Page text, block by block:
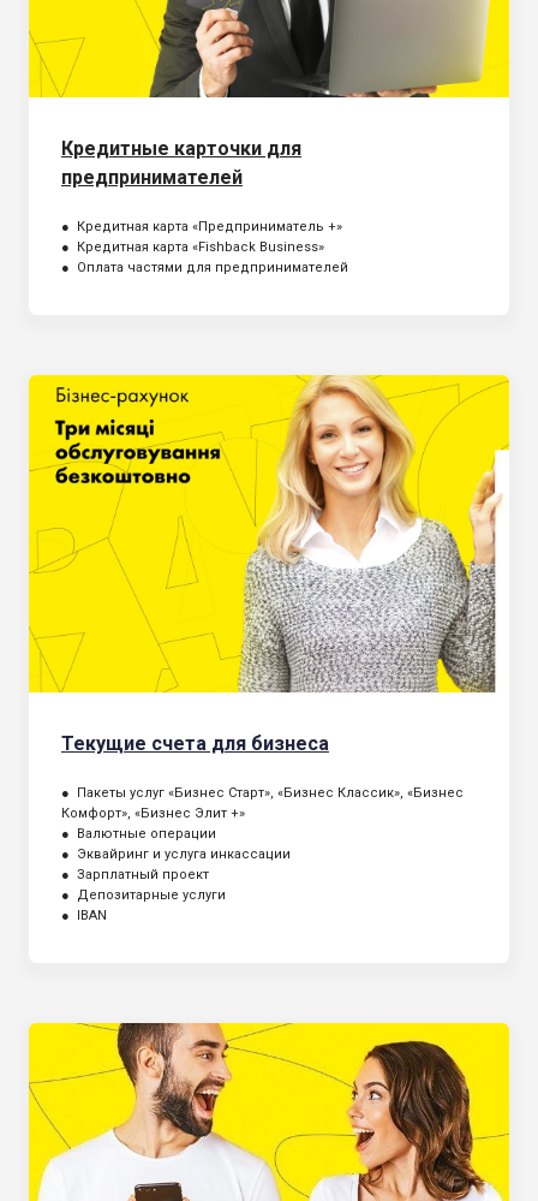
Кредитные карточки для
предпринимателей
● Кредитная карта «Предприниматель +»
● Кредитная карта «Fishback Business»
● Оплата частями для предпринимателей
Текущие счета для бизнеса
● Пакеты услуг «Бизнес Старт», «Бизнес Классик», «Бизнес
Комфорт», «Бизнес Элит +»
● Валютные операции
● Эквайринг и услуга инкассации
● Зарплатный проект
● Депозитарные услуги
● IBAN